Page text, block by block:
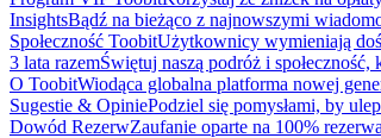
InsightsBądź na bieżąco z najnowszymi
Społeczność ToobitUżytkownicy wymieniają
3 lata razemŚwiętuj naszą podróż i społeczność,
O ToobitWiodąca globalna platforma nowej
Sugestie & OpiniePodziel się pomysłami, by
Dowód RezerwZaufanie oparte na 100%